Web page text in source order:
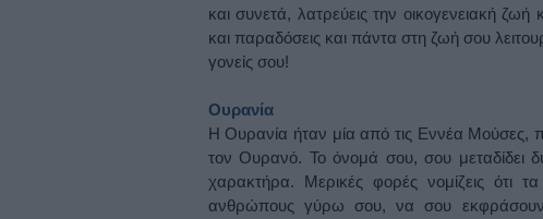
και συνετά, λατρεύεις την οικογενειακή ζωή
και παραδόσεις και πάντα στη ζωή σου
γονείς σου!
Ουρανία
Η Ουρανία ήταν μία από τις Εννέα Μούσες,
τον Ουρανό. Το όνομά σου, σου μεταδίδει
χαρακτήρα. Μερικές φορές νομίζεις ότι
ανθρώπους γύρω σου, να σου